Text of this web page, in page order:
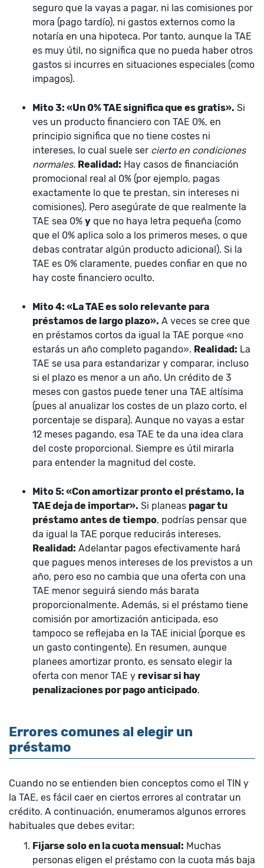
seguro que la vayas a pagar, ni las comisiones por
mora (pago tardío), ni gastos externos como la
notaría en una hipoteca. Por tanto, aunque la TAE
es muy útil, no significa que no pueda haber otros
gastos si incurres en situaciones especiales (como
impagos).
Mito 3: «Un 0% TAE significa que es gratis». Si
ves un producto financiero con TAE 0%, en
principio significa que no tiene costes ni
intereses, lo cual suele ser cierto en condiciones
normales. Realidad: Hay casos de financiación
promocional real al 0% (por ejemplo, pagas
exactamente lo que te prestan, sin intereses ni
comisiones). Pero asegúrate de que realmente la
TAE sea 0% y que no haya letra pequeña (como
que el 0% aplica solo a los primeros meses, o que
debas contratar algún producto adicional). Si la
TAE es 0% claramente, puedes confiar en que no
hay coste financiero oculto.
Mito 4: «La TAE es solo relevante para
préstamos de largo plazo». A veces se cree que
en préstamos cortos da igual la TAE porque «no
estarás un año completo pagando». Realidad: La
TAE se usa para estandarizar y comparar, incluso
si el plazo es menor a un año. Un crédito de 3
meses con gastos puede tener una TAE altísima
(pues al anualizar los costes de un plazo corto, el
porcentaje se dispara). Aunque no vayas a estar
12 meses pagando, esa TAE te da una idea clara
del coste proporcional. Siempre es útil mirarla
para entender la magnitud del coste.
Mito 5: «Con amortizar pronto el préstamo, la
TAE deja de importar». Si planeas pagar tu
préstamo antes de tiempo, podrías pensar que
da igual la TAE porque reducirás intereses.
Realidad: Adelantar pagos efectivamente hará
que pagues menos intereses de los previstos a un
año, pero eso no cambia que una oferta con una
TAE menor seguirá siendo más barata
proporcionalmente. Además, si el préstamo tiene
comisión por amortización anticipada, eso
tampoco se reflejaba en la TAE inicial (porque es
un gasto contingente). En resumen, aunque
planees amortizar pronto, es sensato elegir la
oferta con menor TAE y revisar si hay
penalizaciones por pago anticipado.
Errores comunes al elegir un
préstamo
Cuando no se entienden bien conceptos como el TIN y
la TAE, es fácil caer en ciertos errores al contratar un
crédito. A continuación, enumeramos algunos errores
habituales que debes evitar:
Fijarse solo en la cuota mensual: Muchas
personas eligen el préstamo con la cuota más baja